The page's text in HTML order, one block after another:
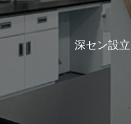
深セン設立